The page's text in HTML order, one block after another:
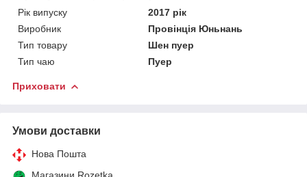
Рік випуску
2017 рік
Виробник
Провінція Юньнань
Тип товару
Шен пуер
Тип чаю
Пуер
Приховати
Умови доставки
Нова Пошта
Магазини Rozetka